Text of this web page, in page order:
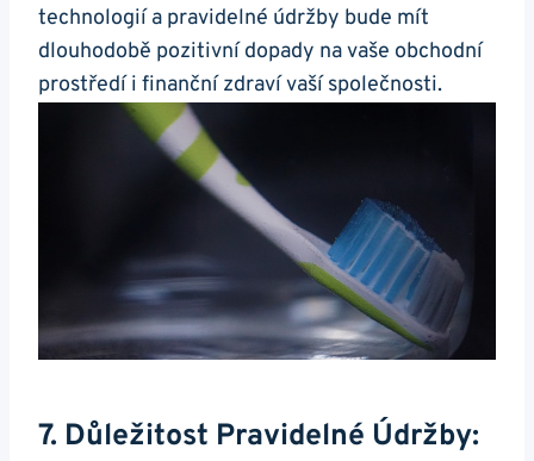
technologií a pravidelné údržby bude mít
dlouhodobě pozitivní dopady na vaše obchodní
prostředí i finanční zdraví vaší společnosti.
7. Důležitost Pravidelné Údržby: